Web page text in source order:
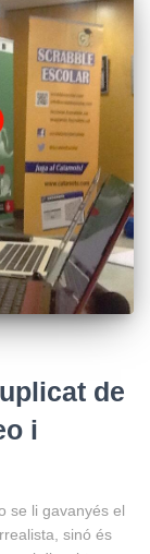
de
i
se li gavanyés el
sinó és